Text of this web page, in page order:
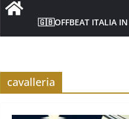
🇬🇧OFFBEAT ITALIA IN
cavalleria